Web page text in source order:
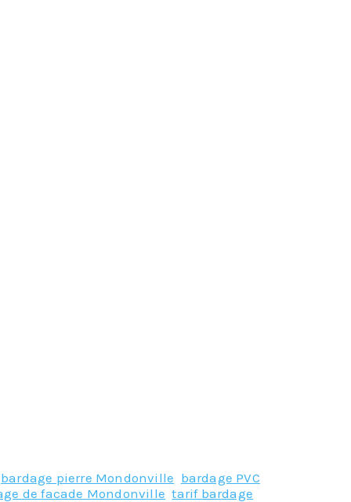
bardage pierre Mondonville bardage PVC
de facade Mondonville ,tarif bardage